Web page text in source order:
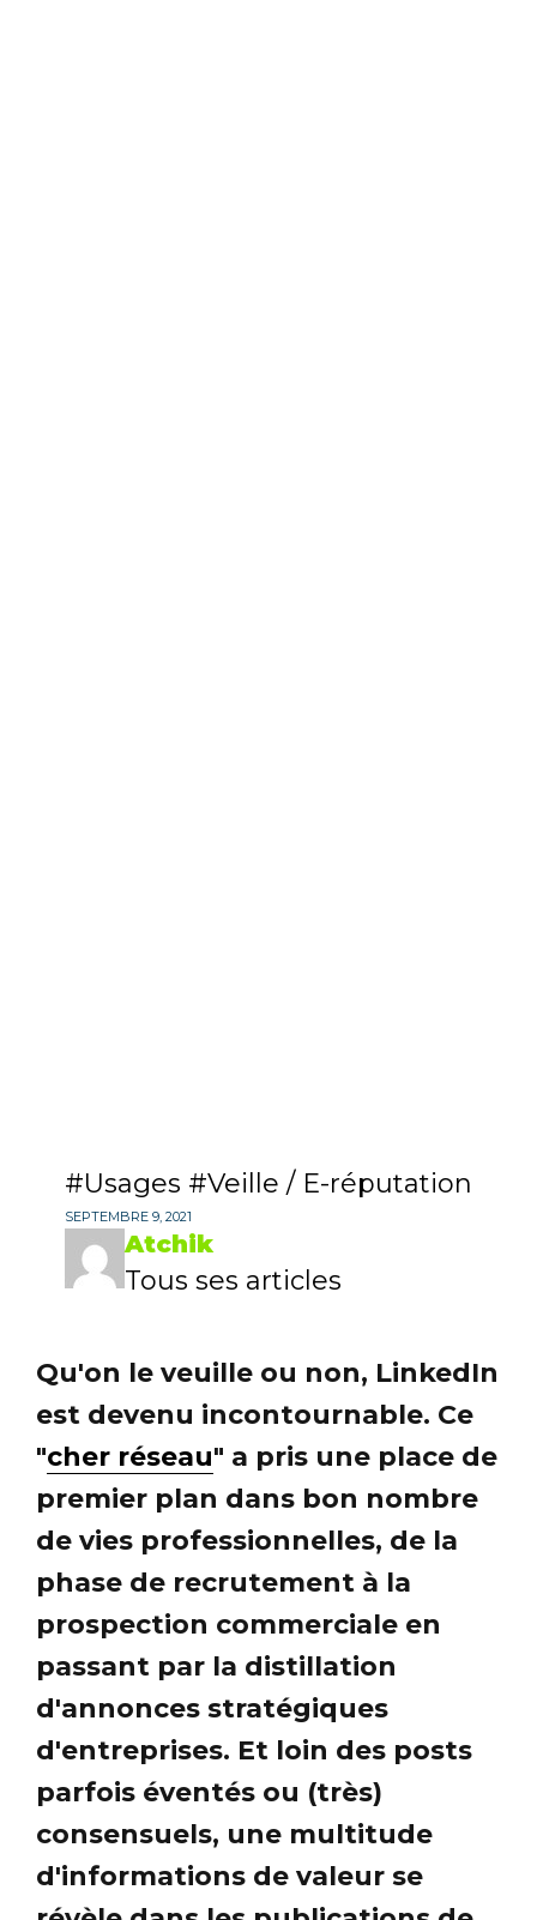
Usages Veille / E-réputation
SEPTEMBRE 9, 2021
Atchik
Tous ses articles
Qu'on le veuille ou non, LinkedIn
est devenu incontournable. Ce
"cher réseau" a pris une place de
premier plan dans bon nombre
de vies professionnelles, de la
phase de recrutement à la
prospection commerciale en
passant par la distillation
d'annonces stratégiques
d'entreprises. Et loin des posts
parfois éventés ou (très)
consensuels, une multitude
d'informations de valeur se